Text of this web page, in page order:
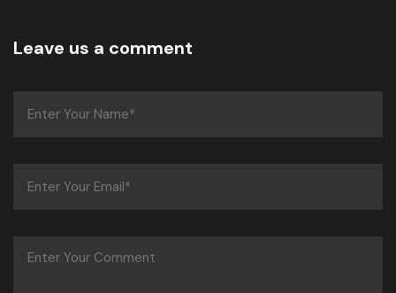
Leave us a comment